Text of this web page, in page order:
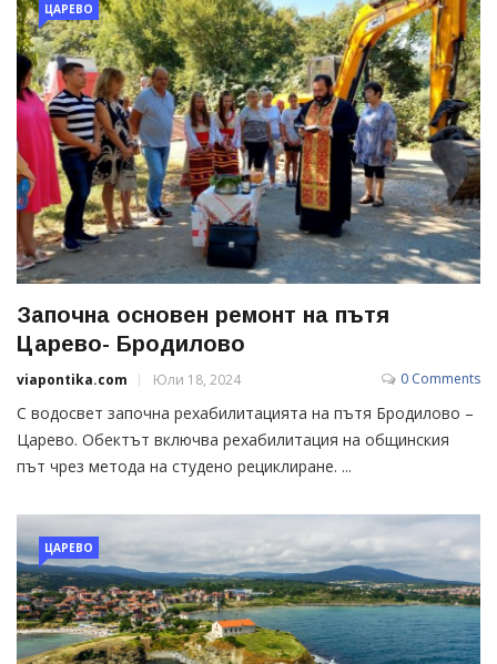
ЦАРЕВО
Започна основен ремонт на пътя
Царево- Бродилово
viapontika.com Юли 18, 2024 0 Comments
С водосвет започна рехабилитацията на пътя Бродилово –
Царево. Обектът включва рехабилитация на общинския
път чрез метода на студено рециклиране. ...
ЦАРЕВО